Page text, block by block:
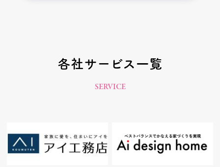
各社サービス一覧
SERVICE